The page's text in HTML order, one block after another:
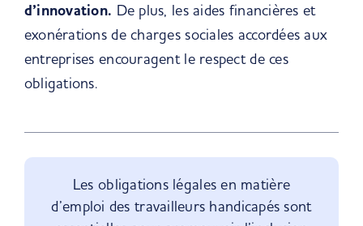
d’innovation. De plus, les aides financières et
exonérations de charges sociales accordées aux
entreprises encouragent le respect de ces
obligations.
Les obligations légales en matière
d’emploi des travailleurs handicapés sont